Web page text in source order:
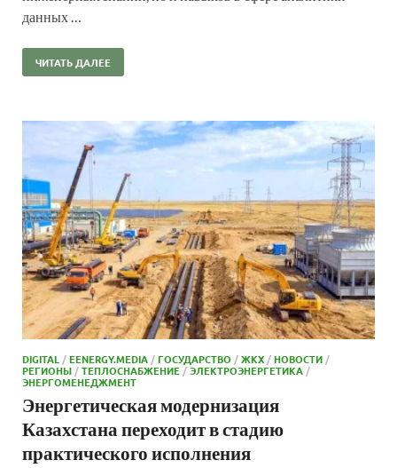
данных …
ЧИТАТЬ ДАЛЕЕ
DIGITAL /EENERGY.MEDIA /ГОСУДАРСТВО /ЖКХ /НОВОСТИ /
РЕГИОНЫ /ТЕПЛОСНАБЖЕНИЕ /ЭЛЕКТРОЭНЕРГЕТИКА /
ЭНЕРГОМЕНЕДЖМЕНТ
Энергетическая модернизация
Казахстана переходит в стадию
практического исполнения